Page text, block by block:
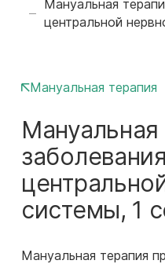
Мануальная
центральной
Мануальная терапия
Мануальная
системы, 1
Мануальная терапия